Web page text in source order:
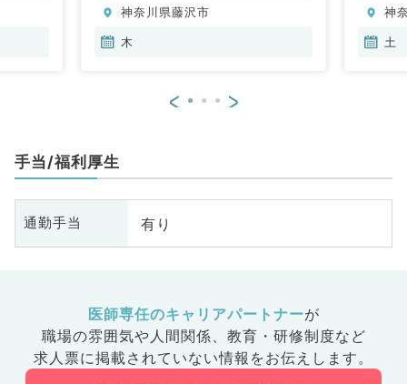
神奈川県藤沢市
木
神
土
< >
手当/福利厚生
通勤手当 有り
医師専任のキャリアパートナーが
職場の雰囲気や人間関係、 教育・研修制度など
求人票に掲載されていない情報をお伝えします。